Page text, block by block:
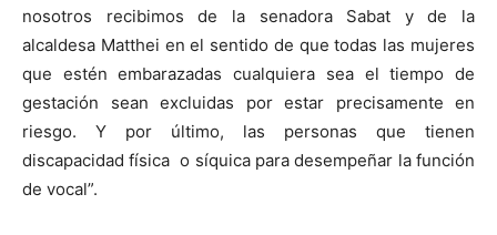
nosotros recibimos de la senadora Sabat y de la
alcaldesa Matthei en el sentido de que todas las mujeres
que estén embarazadas cualquiera sea el tiempo de
gestación sean excluidas por estar precisamente en
riesgo. Y por último, las personas que tienen
discapacidad física o síquica para desempeñar la función
de vocal”.